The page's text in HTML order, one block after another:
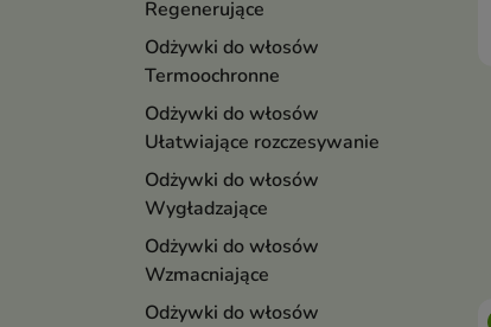
Regenerujące
Odżywki do włosów
Termoochronne
Odżywki do włosów
Ułatwiające rozczesywanie
Odżywki do włosów
Wygładzające
Odżywki do włosów
Wzmacniające
Odżywki do włosów